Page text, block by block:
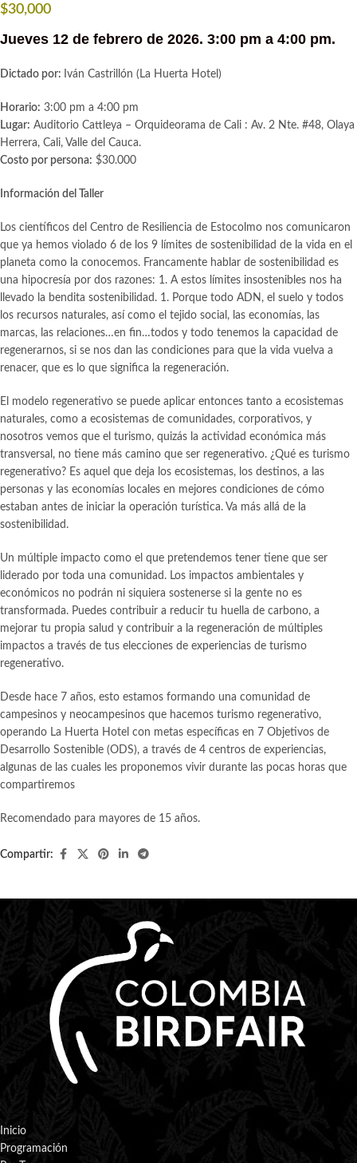
$30,000
Jueves 12 de febrero de 2026. 3:00 pm a 4:00 pm.
Dictado por: Iván Castrillón (La Huerta Hotel)
Horario: 3:00 pm a 4:00 pm
Lugar: Auditorio Cattleya – Orquideorama de Cali : Av. 2 Nte. #48, Olaya
Herrera, Cali, Valle del Cauca.
Costo por persona: $30.000
Información del Taller
Los científicos del Centro de Resiliencia de Estocolmo nos comunicaron
que ya hemos violado 6 de los 9 límites de sostenibilidad de la vida en el
planeta como la conocemos. Francamente hablar de sostenibilidad es
una hipocresía por dos razones: 1. A estos límites insostenibles nos ha
llevado la bendita sostenibilidad. 1. Porque todo ADN, el suelo y todos
los recursos naturales, así como el tejido social, las economías, las
marcas, las relaciones…en fin…todos y todo tenemos la capacidad de
regenerarnos, si se nos dan las condiciones para que la vida vuelva a
renacer, que es lo que significa la regeneración.
El modelo regenerativo se puede aplicar entonces tanto a ecosistemas
naturales, como a ecosistemas de comunidades, corporativos, y
nosotros vemos que el turismo, quizás la actividad económica más
transversal, no tiene más camino que ser regenerativo. ¿Qué es turismo
regenerativo? Es aquel que deja los ecosistemas, los destinos, a las
personas y las economías locales en mejores condiciones de cómo
estaban antes de iniciar la operación turística. Va más allá de la
sostenibilidad.
Un múltiple impacto como el que pretendemos tener tiene que ser
liderado por toda una comunidad. Los impactos ambientales y
económicos no podrán ni siquiera sostenerse si la gente no es
transformada. Puedes contribuir a reducir tu huella de carbono, a
mejorar tu propia salud y contribuir a la regeneración de múltiples
impactos a través de tus elecciones de experiencias de turismo
regenerativo.
Desde hace 7 años, esto estamos formando una comunidad de
campesinos y neocampesinos que hacemos turismo regenerativo,
operando La Huerta Hotel con metas específicas en 7 Objetivos de
Desarrollo Sostenible (ODS), a través de 4 centros de experiencias,
algunas de las cuales les proponemos vivir durante las pocas horas que
compartiremos
Recomendado para mayores de 15 años.
Compartir:
Inicio
Programación